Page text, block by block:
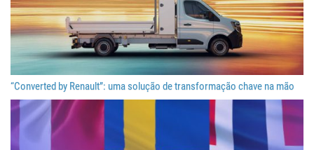
“Converted by Renault”: uma solução de transformação chave na mão